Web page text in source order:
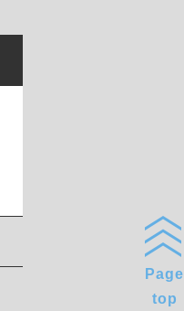
Page
top